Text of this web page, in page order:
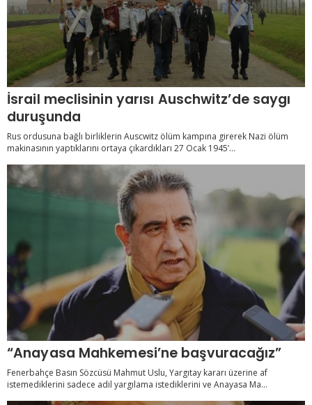
İsrail meclisinin yarısı Auschwitz’de saygı
duruşunda
Rus ordusuna bağlı birliklerin Auscwitz ölüm kampına girerek Nazi ölüm
makinasının yaptıklarını ortaya çıkardıkları 27 Ocak 1945’...
“Anayasa Mahkemesi’ne başvuracağız”
Fenerbahçe Basın Sözcüsü Mahmut Uslu, Yargıtay kararı üzerine af
istemediklerini sadece adil yargılama istediklerini ve Anayasa Ma...